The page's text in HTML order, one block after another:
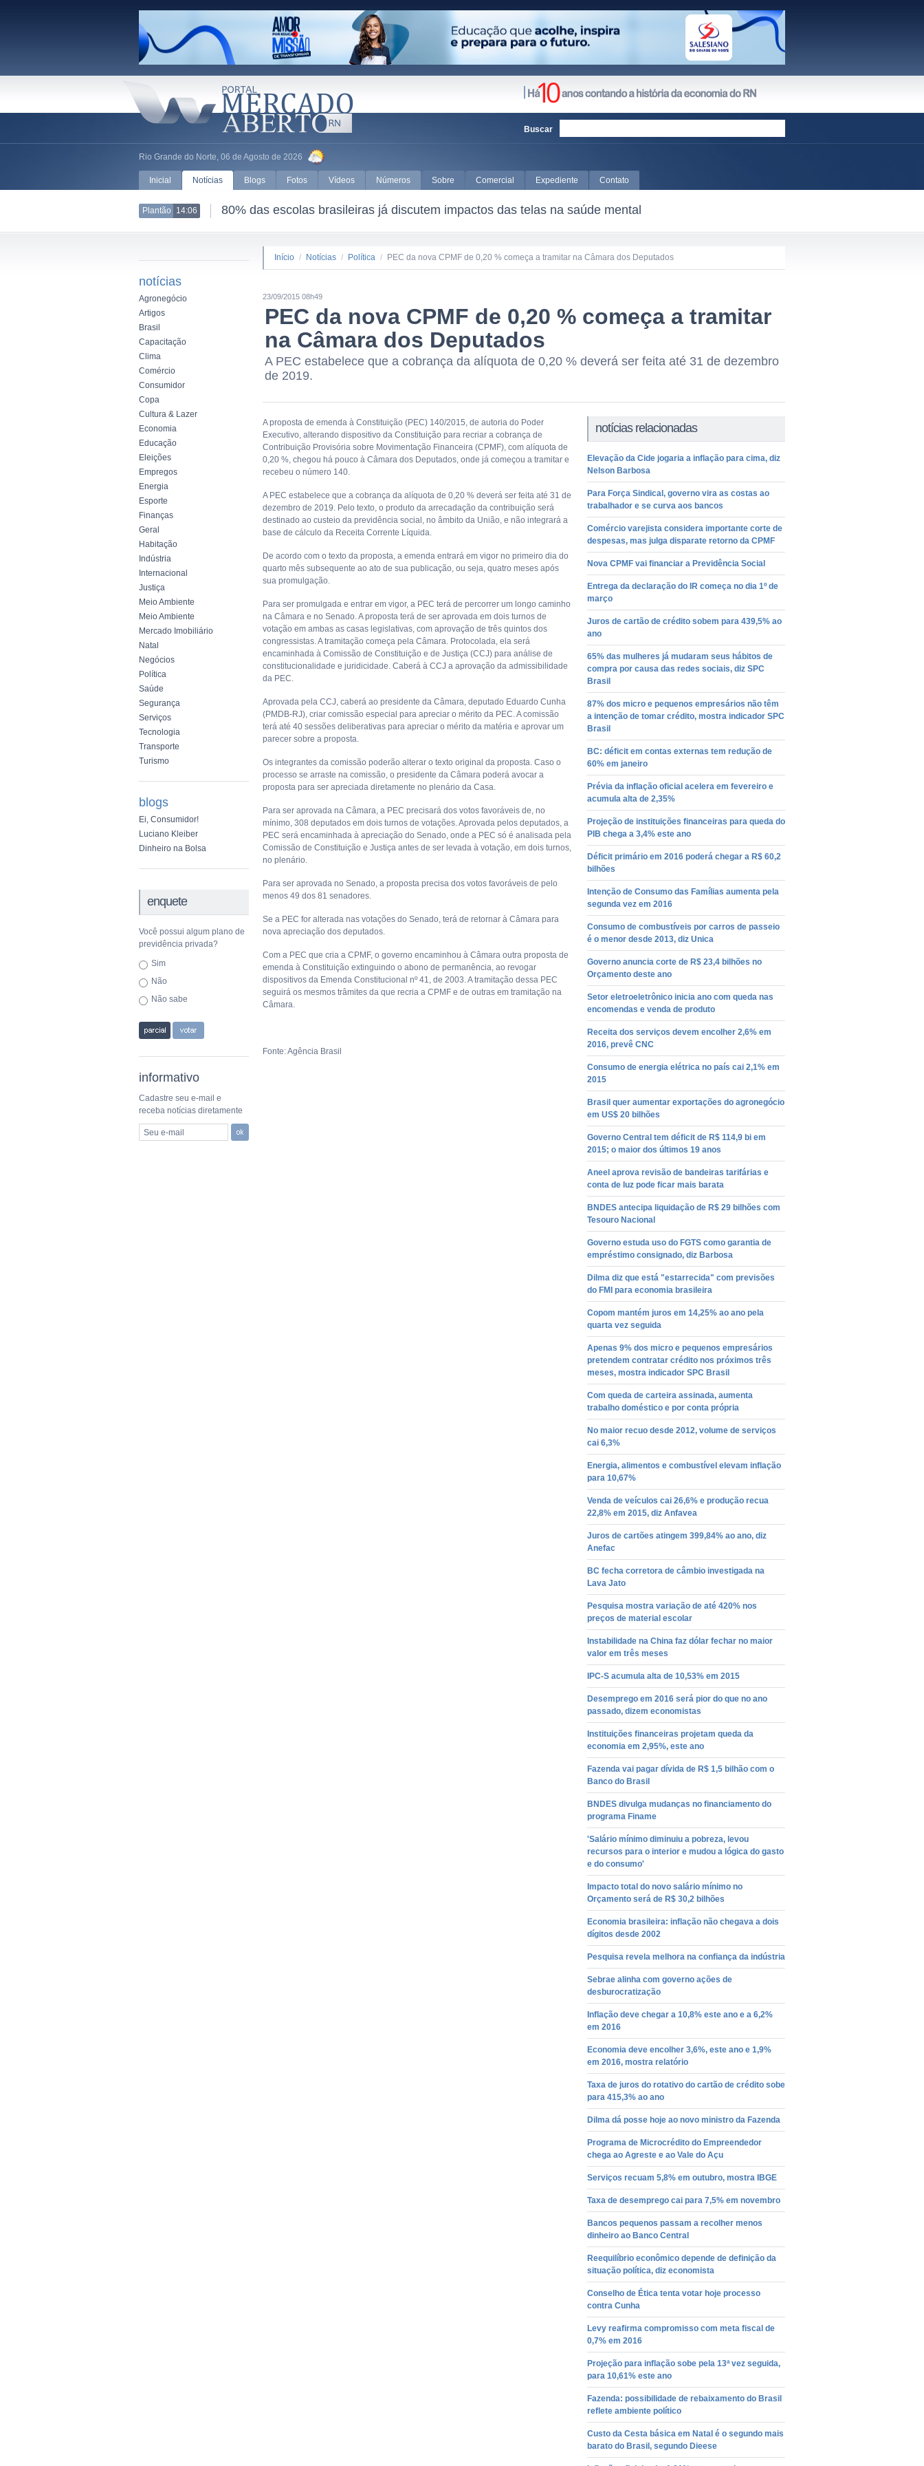
Rio Grande do Norte, 06 de Agosto de 2026
Buscar
Inicial Notícias Blogs Fotos Vídeos Números Sobre Comercial Expediente Contato
Plantão 14:06 80% das escolas brasileiras já discutem impactos das telas na saúde mental
notícias
Agronegócio
Artigos
Brasil
Capacitação
Clima
Comércio
Consumidor
Copa
Cultura & Lazer
Economia
Educação
Eleições
Empregos
Energia
Esporte
Finanças
Geral
Habitação
Indústria
Internacional
Justiça
Meio Ambiente
Meio Ambiente
Mercado Imobiliário
Natal
Negócios
Política
Saúde
Segurança
Serviços
Tecnologia
Transporte
Turismo
blogs
Ei, Consumidor!
Luciano Kleiber
Dinheiro na Bolsa
enquete
Você possui algum plano de
previdência privada?
Sim
Não
Não sabe
informativo
Cadastre seu e-mail e
receba notícias diretamente
Seu e-mail
Início / Notícias / Política / PEC da nova CPMF de 0,20 % começa a tramitar na Câmara dos Deputados
23/09/2015 08h49
PEC da nova CPMF de 0,20 % começa a tramitar
na Câmara dos Deputados
A PEC estabelece que a cobrança da alíquota de 0,20 % deverá ser feita até 31 de dezembro
de 2019.
notícias relacionadas
Elevação da Cide jogaria a inflação para cima, diz
Nelson Barbosa
Para Força Sindical, governo vira as costas ao
trabalhador e se curva aos bancos
Comércio varejista considera importante corte de
despesas, mas julga disparate retorno da CPMF
Nova CPMF vai financiar a Previdência Social
Entrega da declaração do IR começa no dia 1º de
março
Juros de cartão de crédito sobem para 439,5% ao
ano
65% das mulheres já mudaram seus hábitos de
compra por causa das redes sociais, diz SPC
Brasil
87% dos micro e pequenos empresários não têm
a intenção de tomar crédito, mostra indicador SPC
Brasil
BC: déficit em contas externas tem redução de
60% em janeiro
Prévia da inflação oficial acelera em fevereiro e
acumula alta de 2,35%
Projeção de instituições financeiras para queda do
PIB chega a 3,4% este ano
Déficit primário em 2016 poderá chegar a R$ 60,2
bilhões
Intenção de Consumo das Famílias aumenta pela
segunda vez em 2016
Consumo de combustíveis por carros de passeio
é o menor desde 2013, diz Unica
Governo anuncia corte de R$ 23,4 bilhões no
Orçamento deste ano
Setor eletroeletrônico inicia ano com queda nas
encomendas e venda de produto
Receita dos serviços devem encolher 2,6% em
2016, prevê CNC
Consumo de energia elétrica no país cai 2,1% em
2015
Brasil quer aumentar exportações do agronegócio
em US$ 20 bilhões
Governo Central tem déficit de R$ 114,9 bi em
2015; o maior dos últimos 19 anos
Aneel aprova revisão de bandeiras tarifárias e
conta de luz pode ficar mais barata
BNDES antecipa liquidação de R$ 29 bilhões com
Tesouro Nacional
Governo estuda uso do FGTS como garantia de
empréstimo consignado, diz Barbosa
Dilma diz que está "estarrecida" com previsões
do FMI para economia brasileira
Copom mantém juros em 14,25% ao ano pela
quarta vez seguida
Apenas 9% dos micro e pequenos empresários
pretendem contratar crédito nos próximos três
meses, mostra indicador SPC Brasil
Com queda de carteira assinada, aumenta
trabalho doméstico e por conta própria
No maior recuo desde 2012, volume de serviços
cai 6,3%
Energia, alimentos e combustível elevam inflação
para 10,67%
Venda de veículos cai 26,6% e produção recua
22,8% em 2015, diz Anfavea
Juros de cartões atingem 399,84% ao ano, diz
Anefac
BC fecha corretora de câmbio investigada na
Lava Jato
Pesquisa mostra variação de até 420% nos
preços de material escolar
Instabilidade na China faz dólar fechar no maior
valor em três meses
IPC-S acumula alta de 10,53% em 2015
Desemprego em 2016 será pior do que no ano
passado, dizem economistas
Instituições financeiras projetam queda da
economia em 2,95%, este ano
Fazenda vai pagar dívida de R$ 1,5 bilhão com o
Banco do Brasil
BNDES divulga mudanças no financiamento do
programa Finame
'Salário mínimo diminuiu a pobreza, levou
recursos para o interior e mudou a lógica do gasto
e do consumo'
Impacto total do novo salário mínimo no
Orçamento será de R$ 30,2 bilhões
Economia brasileira: inflação não chegava a dois
dígitos desde 2002
Pesquisa revela melhora na confiança da indústria
Sebrae alinha com governo ações de
desburocratização
Inflação deve chegar a 10,8% este ano e a 6,2%
em 2016
Economia deve encolher 3,6%, este ano e 1,9%
em 2016, mostra relatório
Taxa de juros do rotativo do cartão de crédito sobe
para 415,3% ao ano
Dilma dá posse hoje ao novo ministro da Fazenda
Programa de Microcrédito do Empreendedor
chega ao Agreste e ao Vale do Açu
Serviços recuam 5,8% em outubro, mostra IBGE
Taxa de desemprego cai para 7,5% em novembro
Bancos pequenos passam a recolher menos
dinheiro ao Banco Central
Reequilíbrio econômico depende de definição da
situação política, diz economista
Conselho de Ética tenta votar hoje processo
contra Cunha
Levy reafirma compromisso com meta fiscal de
0,7% em 2016
Projeção para inflação sobe pela 13ª vez seguida,
para 10,61% este ano
Fazenda: possibilidade de rebaixamento do Brasil
reflete ambiente político
Custo da Cesta básica em Natal é o segundo mais
barato do Brasil, segundo Dieese
A proposta de emenda à Constituição (PEC) 140/2015, de autoria do Poder
Executivo, alterando dispositivo da Constituição para recriar a cobrança de
Contribuição Provisória sobre Movimentação Financeira (CPMF), com alíquota de
0,20 %, chegou há pouco à Câmara dos Deputados, onde já começou a tramitar e
recebeu o número 140.
A PEC estabelece que a cobrança da alíquota de 0,20 % deverá ser feita até 31 de
dezembro de 2019. Pelo texto, o produto da arrecadação da contribuição será
destinado ao custeio da previdência social, no âmbito da União, e não integrará a
base de cálculo da Receita Corrente Líquida.
De acordo com o texto da proposta, a emenda entrará em vigor no primeiro dia do
quarto mês subsequente ao ato de sua publicação, ou seja, quatro meses após
sua promulgação.
Para ser promulgada e entrar em vigor, a PEC terá de percorrer um longo caminho
na Câmara e no Senado. A proposta terá de ser aprovada em dois turnos de
votação em ambas as casas legislativas, com aprovação de três quintos dos
congressistas. A tramitação começa pela Câmara. Protocolada, ela será
encaminhada à Comissão de Constituição e de Justiça (CCJ) para análise de
constitucionalidade e juridicidade. Caberá à CCJ a aprovação da admissibilidade
da PEC.
Aprovada pela CCJ, caberá ao presidente da Câmara, deputado Eduardo Cunha
(PMDB-RJ), criar comissão especial para apreciar o mérito da PEC. A comissão
terá até 40 sessões deliberativas para apreciar o mérito da matéria e aprovar um
parecer sobre a proposta.
Os integrantes da comissão poderão alterar o texto original da proposta. Caso o
processo se arraste na comissão, o presidente da Câmara poderá avocar a
proposta para ser apreciada diretamente no plenário da Casa.
Para ser aprovada na Câmara, a PEC precisará dos votos favoráveis de, no
mínimo, 308 deputados em dois turnos de votações. Aprovada pelos deputados, a
PEC será encaminhada à apreciação do Senado, onde a PEC só é analisada pela
Comissão de Constituição e Justiça antes de ser levada à votação, em dois turnos,
no plenário.
Para ser aprovada no Senado, a proposta precisa dos votos favoráveis de pelo
menos 49 dos 81 senadores.
Se a PEC for alterada nas votações do Senado, terá de retornar à Câmara para
nova apreciação dos deputados.
Com a PEC que cria a CPMF, o governo encaminhou à Câmara outra proposta de
emenda à Constituição extinguindo o abono de permanência, ao revogar
dispositivos da Emenda Constitucional nº 41, de 2003. A tramitação dessa PEC
seguirá os mesmos trâmites da que recria a CPMF e de outras em tramitação na
Câmara.
Fonte: Agência Brasil